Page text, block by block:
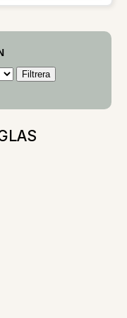
är en mångsidig bas i
med de andra
barupplevelse.Om
från Zwiesel- 15 cm
i botten som reflekterar
Maskintillverkat i
Tyskland.- Passar perfekt